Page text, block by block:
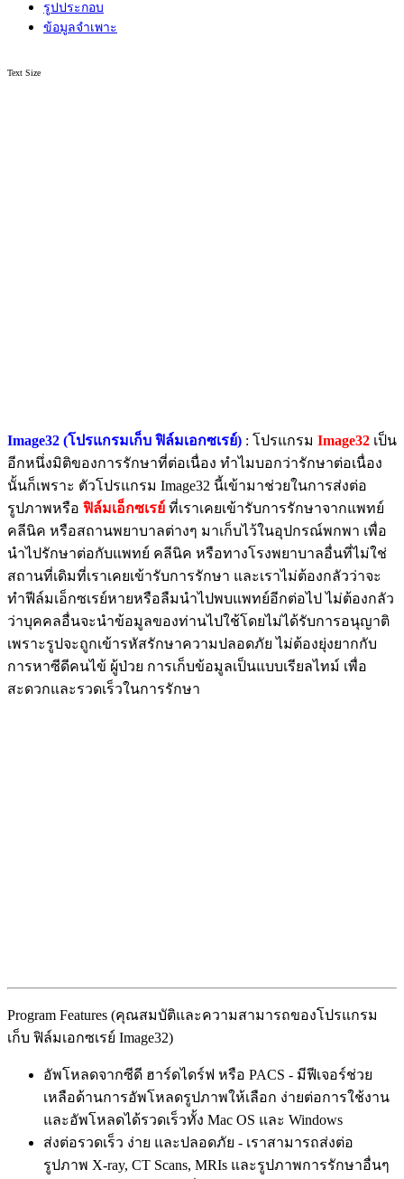
รูปประกอบ
ข้อมูลจำเพาะ
Text Size
Image32 (โปรแกรมเก็บ ฟิล์มเอกซเรย์) : โปรแกรม Image32 เป็น
อีกหนึ่งมิติของการรักษาที่ต่อเนื่อง ทำไมบอกว่ารักษาต่อเนื่อง
นั้นก็เพราะ ตัวโปรแกรม Image32 นี้เข้ามาช่วยในการส่งต่อ
รูปภาพหรือ ฟิล์มเอ็กซเรย์ ที่เราเคยเข้ารับการรักษาจากแพทย์
คลีนิค หรือสถานพยาบาลต่างๆ มาเก็บไว้ในอุปกรณ์พกพา เพื่อ
นำไปรักษาต่อกับแพทย์ คลีนิค หรือทางโรงพยาบาลอื่นที่ไม่ใช่
สถานที่เดิมที่เราเคยเข้ารับการรักษา และเราไม่ต้องกลัวว่าจะ
ทำฟีล์มเอ็กซเรย์หายหรือลืมนำไปพบแพทย์อีกต่อไป ไม่ต้องกลัว
ว่าบุคคลอื่นจะนำข้อมูลของท่านไปใช้โดยไม่ได้รับการอนุญาติ
เพราะรูปจะถูกเข้ารหัสรักษาความปลอดภัย ไม่ต้องยุ่งยากกับ
การหาซีดีคนไข้ ผู้ป่วย การเก็บข้อมูลเป็นแบบเรียลไทม์ เพื่อ
สะดวกและรวดเร็วในการรักษา
Program Features (คุณสมบัติและความสามารถของโปรแกรม
เก็บ ฟิล์มเอกซเรย์ Image32)
อัพโหลดจากซีดี ฮาร์ดไดร์ฟ หรือ PACS - มีฟีเจอร์ช่วย
เหลือด้านการอัพโหลดรูปภาพให้เลือก ง่ายต่อการใช้งาน
และอัพโหลดได้รวดเร็วทั้ง Mac OS และ Windows
ส่งต่อรวดเร็ว ง่าย และปลอดภัย - เราสามารถส่งต่อ
รูปภาพ X-ray, CT Scans, MRIs และรูปภาพการรักษาอื่นๆ